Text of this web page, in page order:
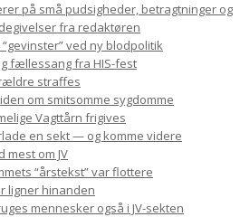
på små pudsigheder, betragtninger og
fra redaktøren
ved ny blodpolitik
fællessang fra HIS-fest
straffes
om smitsomme sygdomme
Vagttårn frigives
en sekt — og komme videre
mest om JV
“årstekst” var flottere
ligner hinanden
mennesker også i JV-sekten